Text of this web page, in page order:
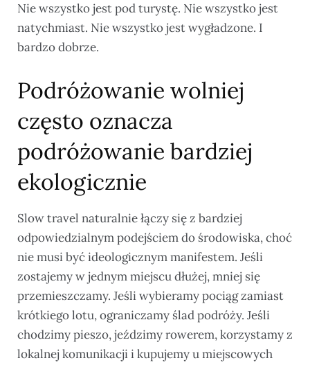
Nie wszystko jest pod turystę. Nie wszystko jest
natychmiast. Nie wszystko jest wygładzone. I
bardzo dobrze.
Podróżowanie wolniej
często oznacza
podróżowanie bardziej
ekologicznie
Slow travel naturalnie łączy się z bardziej
odpowiedzialnym podejściem do środowiska, choć
nie musi być ideologicznym manifestem. Jeśli
zostajemy w jednym miejscu dłużej, mniej się
przemieszczamy. Jeśli wybieramy pociąg zamiast
krótkiego lotu, ograniczamy ślad podróży. Jeśli
chodzimy pieszo, jeździmy rowerem, korzystamy z
lokalnej komunikacji i kupujemy u miejscowych